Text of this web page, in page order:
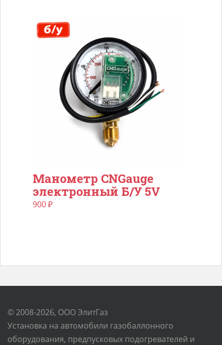
Манометр CNGauge
электронный Б/У 5V
900₽
© 2008-2026, ООО ЭлитГаз
Установка на автомобили газобаллонного
оборудования, предпусковых подогревателей и